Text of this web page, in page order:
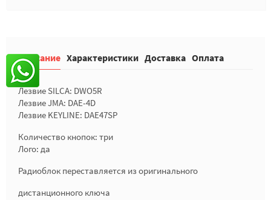
Описание Характеристики Доставка Оплата
Лезвие SILCA: DWO5R
Лезвие JMA: DAE-4D
Лезвие KEYLINE: DAE47SP
Количество кнопок: три
Лого: да
Радиоблок переставляется из оригинального
дистанционного ключа